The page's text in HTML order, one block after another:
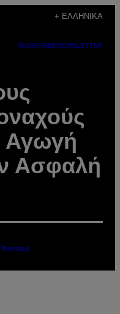
+ ΕΛΛΗΝΙΚΆ
SUBSCRIBENEWSLETTER
Αγωγή
Ασφαλή